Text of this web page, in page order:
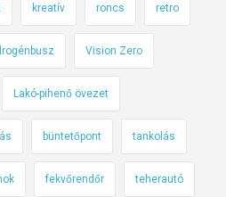
kreatív roncs retro
Vision Zero
Lakó-pihenő övezet
büntetőpont tankolás
fekvőrendőr teherautó